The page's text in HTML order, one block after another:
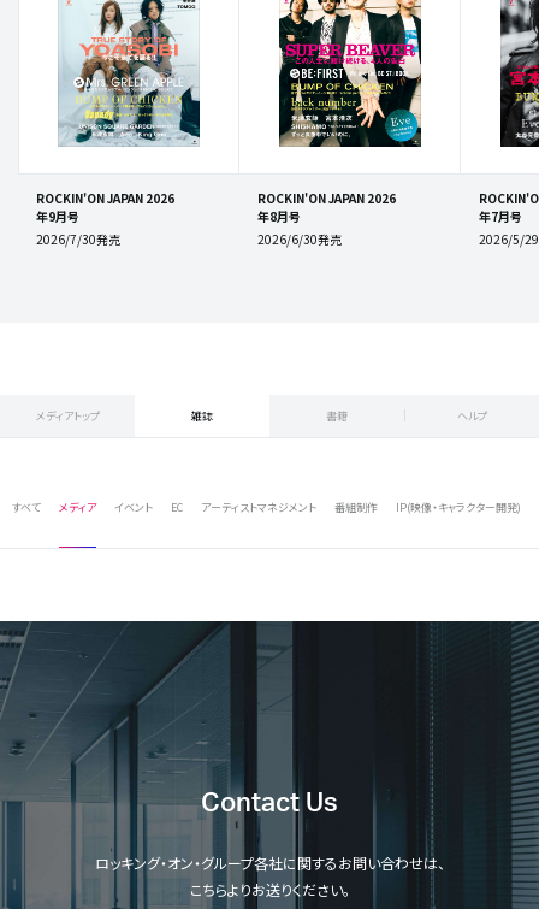
ROCKIN'ON JAPAN 2026
年9月号
2026/7/30発売
ROCKIN'ON JAPAN 2026
年8月号
2026/6/30発売
年7月号
2026/5/
メディアトップ 雑誌 書籍 ヘルプ
すべて メディア イベント EC アーティストマネジメント 番組制作 IP(映像・キャラクター開発)
Contact Us
ロッキング・オン・グループ各社に関するお問い合わせは、
こちらよりお送りください。